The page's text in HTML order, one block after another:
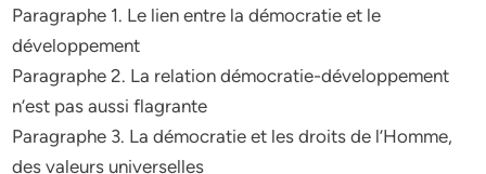
Paragraphe 1. Le lien entre la démocratie et le
développement
Paragraphe 2. La relation démocratie-développement
n’est pas aussi flagrante
Paragraphe 3. La démocratie et les droits de l’Homme,
des valeurs universelles